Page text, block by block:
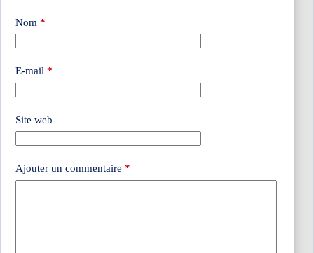
Nom *
E-mail *
Site web
Ajouter un commentaire *